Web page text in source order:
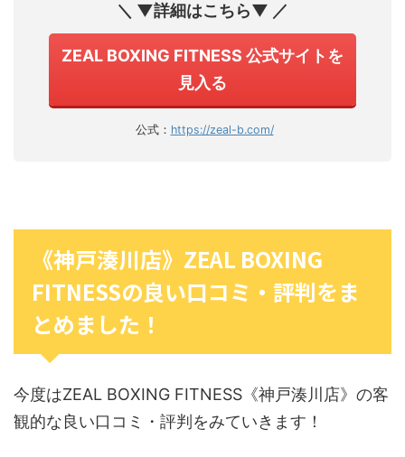
＼ ▼詳細はこちら▼ ／
ZEAL BOXING FITNESS 公式サイトを
見入る
公式： https://zeal-b.com/
《神戸湊川店》ZEAL BOXING
FITNESSの良い口コミ・評判をま
とめました！
今度はZEAL BOXING FITNESS《神戸湊川店》の客
観的な良い口コミ・評判をみていきます！